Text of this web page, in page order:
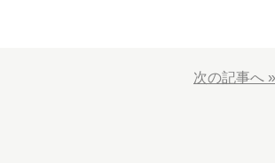
次の記事へ »